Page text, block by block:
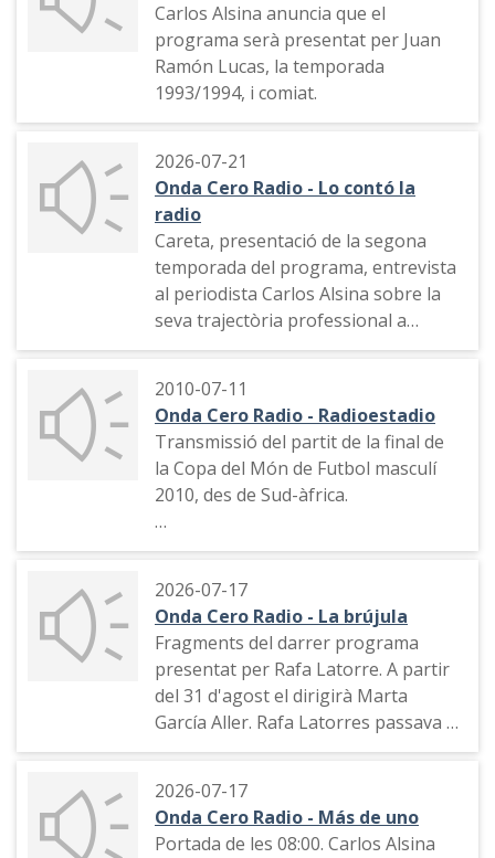
Carlos Alsina anuncia que el
programa serà presentat per Juan
Ramón Lucas, la temporada
1993/1994, i comiat.
2026-07-21
Onda Cero Radio - Lo contó la
radio
Careta, presentació de la segona
temporada del programa, entrevista
al periodista Carlos Alsina sobre la
seva trajectòria professional a
Cadena Rato, Onda Cero,
Radio. Repassen alguns dels seus
programes a Onda Cero com "Al día",
"Más de uno", "La brújula" i "La
cultureta".
2010-07-11
Onda Cero Radio - Radioestadio
Transmissió del partit de la final de
la Copa del Món de Futbol masculí
2010, des de Sud-àfrica.
Narració de la jugada del gol
final del Campionat del Món de
Futbol masculí de Sud-àfrica. El partit
va cabar Espanya 1 Països Baixos 0
2026-07-17
Onda Cero Radio - La brújula
Fragments del darrer programa
presentat per Rafa Latorre. A partir
del 31 d'agost el dirigirà Marta
García Aller. Rafa Latorres passava a
presentar el primer tram informatiu
Fragment de la tertúlia dels
2026-07-17
Onda Cero Radio - Más de uno
Portada de les 08:00. Carlos Alsina